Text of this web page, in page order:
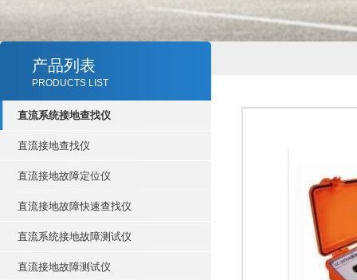
产品列表
PRODUCTS LIST
直流系统接地查找仪
直流接地查找仪
直流接地故障定位仪
直流接地故障快速查找仪
直流系统接地故障测试仪
直流接地故障测试仪